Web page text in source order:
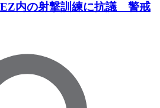
内の射撃訓練に抗議 警戒